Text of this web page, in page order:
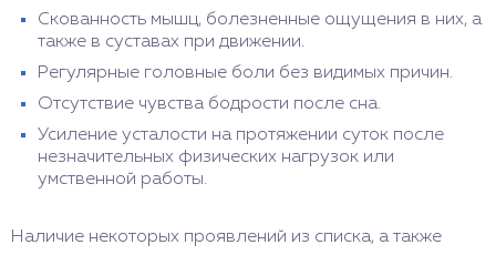
Скованность мышц, болезненные ощущения в них, а
также в суставах при движении.
Регулярные головные боли без видимых причин.
Отсутствие чувства бодрости после сна.
Усиление усталости на протяжении суток после
незначительных физических нагрузок или
умственной работы.
Наличие некоторых проявлений из списка, а также